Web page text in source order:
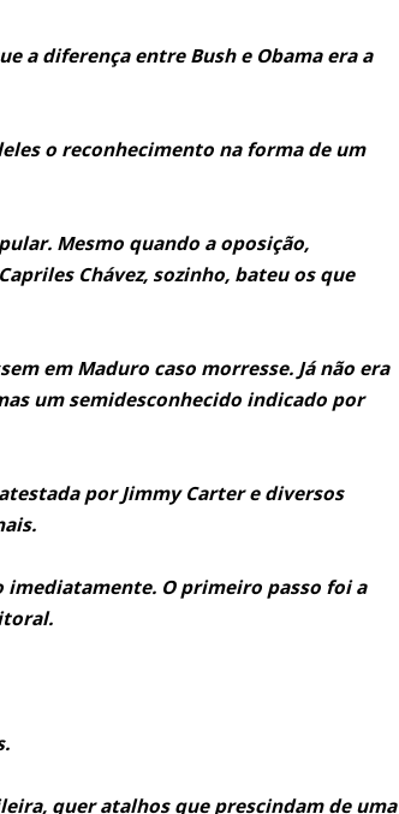
a diferença entre Bush e Obama era a
o reconhecimento na forma de um
Mesmo quando a oposição,
Chávez, sozinho, bateu os que
em Maduro caso morresse. Já não era
um semidesconhecido indicado por
por Jimmy Carter e diversos
O primeiro passo foi a
quer atalhos que prescindam de uma